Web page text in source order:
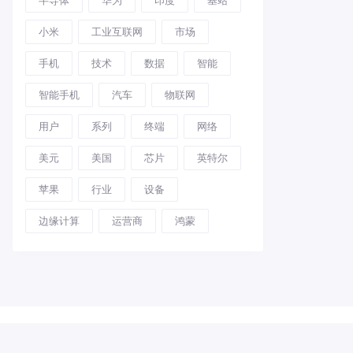
小米 工业互联网 市场
手机 技术 数据 智能
智能手机 汽车 物联网
用户 系列 终端 网络
美元 美国 芯片 英特尔
苹果 行业 设备
边缘计算 运营商 鸿蒙